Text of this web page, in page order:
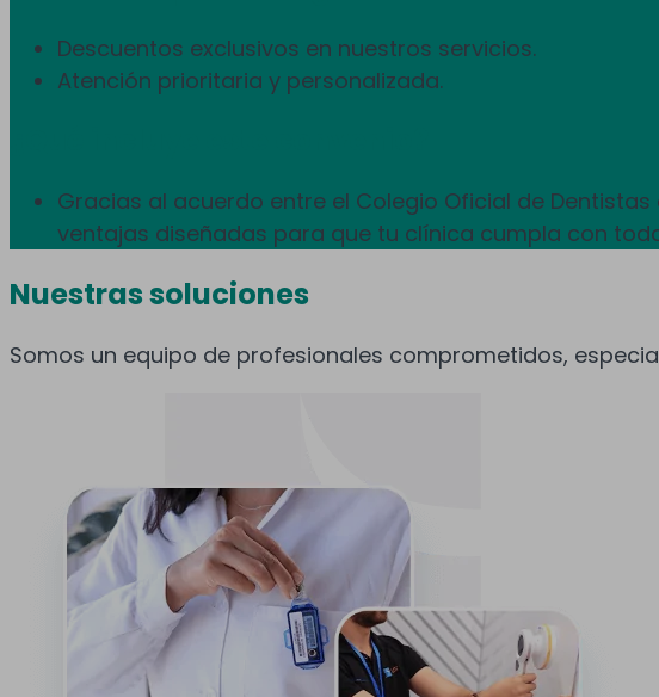
Descuentos exclusivos en nuestros servicios.
Atención prioritaria y personalizada.
Gracias al acuerdo entre el Colegio Oficial de Dentistas
ventajas diseñadas para que tu clínica cumpla con
Nuestras soluciones
Somos un equipo de profesionales comprometidos,